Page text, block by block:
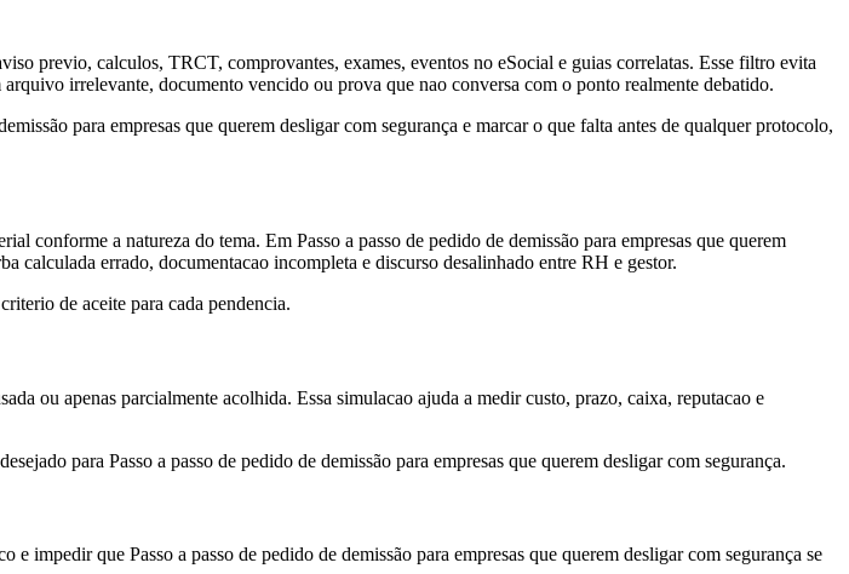
previo, calculos, TRCT, comprovantes, exames, eventos no eSocial e guias correlatas. Esse filtro evita
irrelevante, documento vencido ou prova que nao conversa com o ponto realmente debatido.
para empresas que querem desligar com segurança e marcar o que falta antes de qualquer protocolo,
a natureza do tema. Em Passo a passo de pedido de demissão para empresas que querem
calculada errado, documentacao incompleta e discurso desalinhado entre RH e gestor.
de aceite para cada pendencia.
ou apenas parcialmente acolhida. Essa simulacao ajuda a medir custo, prazo, caixa, reputacao e
para Passo a passo de pedido de demissão para empresas que querem desligar com segurança.
impedir que Passo a passo de pedido de demissão para empresas que querem desligar com segurança se